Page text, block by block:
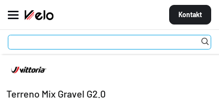
Kontakt
Ogumienie Opony Terreno Mix Gravel G2.0
Terreno Mix Gravel G2.0